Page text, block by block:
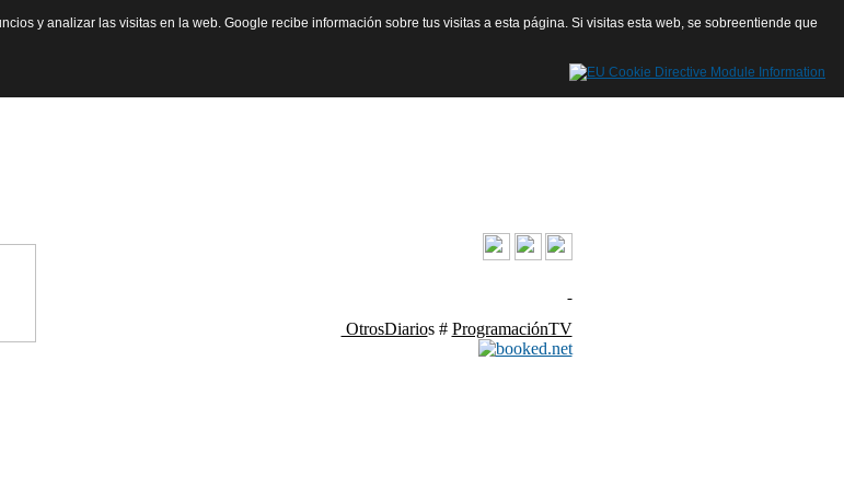
OtrosDiarios # ProgramaciónTV
y analizar las visitas en la web. Google recibe información sobre tus visitas a esta página. Si visitas esta web, se sobreentiende que